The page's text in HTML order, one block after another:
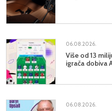
06.08.2026.
Više od 13
igrača dobiva
06.08.2026.